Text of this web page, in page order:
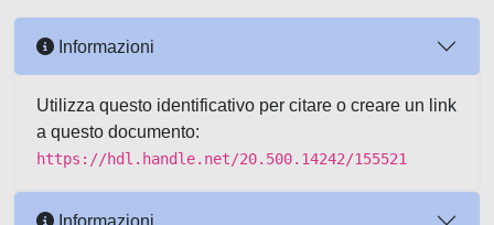
Informazioni
Utilizza questo identificativo per citare o creare un link
a questo documento:
https://hdl.handle.net/20.500.14242/155521
Informazioni